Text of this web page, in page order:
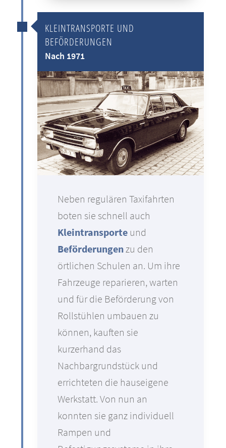
KLEINTRANSPORTE UND
BEFÖRDERUNGEN
Nach 1971
Neben regulären Taxifahrten
boten sie schnell auch
Kleintransporteund
Beförderungenzu den
örtlichen Schulen an. Um ihre
Fahrzeuge reparieren, warten
und für die Beförderung von
Rollstühlen umbauen zu
können, kauften sie
kurzerhand das
Nachbargrundstück und
errichteten die hauseigene
Werkstatt. Von nun an
konnten sie ganz individuell
Rampen und